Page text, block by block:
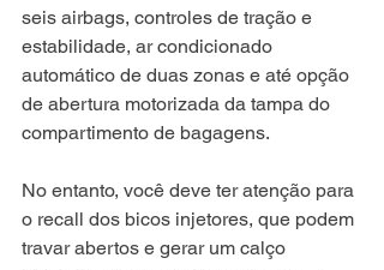
seis airbags, controles de tração e
estabilidade, ar condicionado
automático de duas zonas e até opção
de abertura motorizada da tampa do
compartimento de bagagens.
No entanto, você deve ter atenção para
o recall dos bicos injetores, que podem
travar abertos e gerar um calço